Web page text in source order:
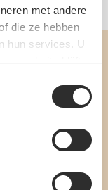
met andere
die ze hebben
hun services. U